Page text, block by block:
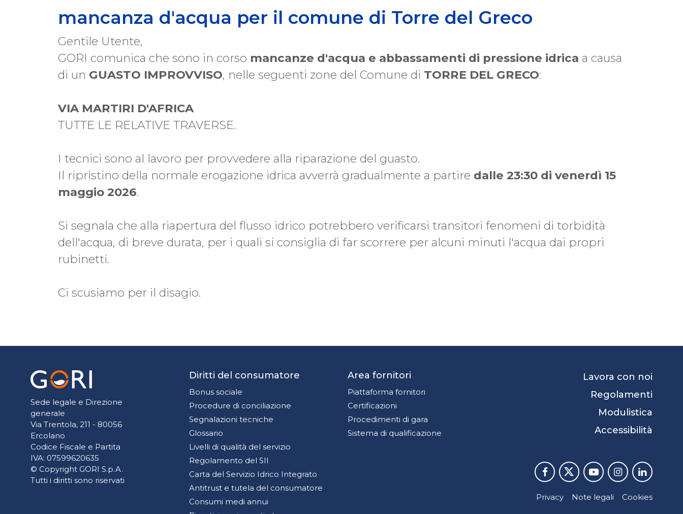
mancanza d'acqua per il comune di Torre del Greco
Gentile Utente,
GORI comunica che sono in corso mancanze d'acqua e abbassamenti di pressione idrica a causa
di un GUASTO IMPROVVISO, nelle seguenti zone del Comune di TORRE DEL GRECO:
VIA MARTIRI D'AFRICA
TUTTE LE RELATIVE TRAVERSE.
I tecnici sono al lavoro per provvedere alla riparazione del guasto.
Il ripristino della normale erogazione idrica avverrà gradualmente a partire dalle 23:30 di venerdì 15
maggio 2026.
Si segnala che alla riapertura del flusso idrico potrebbero verificarsi transitori fenomeni di torbidità
dell'acqua, di breve durata, per i quali si consiglia di far scorrere per alcuni minuti l'acqua dai propri
rubinetti.
Ci scusiamo per il disagio.
Sede legale e Direzione
generale
Via Trentola, 211 - 80056
Ercolano
Codice Fiscale e Partita
IVA: 07599620635
© Copyright GORI S.p.A.
Tutti i diritti sono riservati
Diritti del consumatore
Bonus sociale
Procedure di conciliazione
Segnalazioni tecniche
Glossario
Livelli di qualità del servizio
Regolamento del SII
Carta del Servizio Idrico Integrato
Antitrust e tutela del consumatore
Consumi medi annui
Area fornitori
Piattaforma fornitori
Certificazioni
Procedimenti di gara
Sistema di qualificazione
Lavora con noi
Regolamenti
Modulistica
Accessibilità
Privacy Note legali Cookies